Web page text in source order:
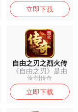
立即下载
自由之刃之烈火传
奇
《自由之刃》是由
贪玩游戏推出...
传奇|传奇
立即下载